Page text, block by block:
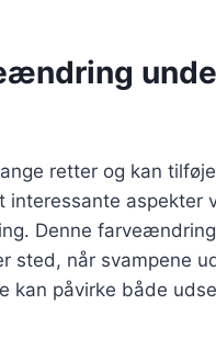
retter og kan
interessante aspekter
Denne
sted, når svampene
kan påvirke både